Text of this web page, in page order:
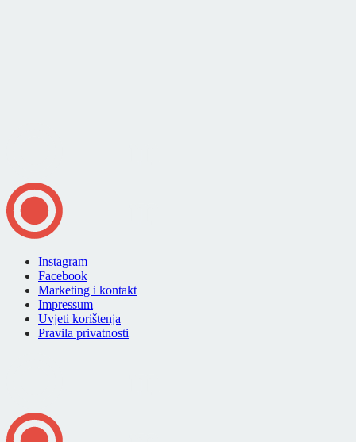
Instagram
Facebook
Marketing i kontakt
Impressum
Uvjeti korištenja
Pravila privatnosti